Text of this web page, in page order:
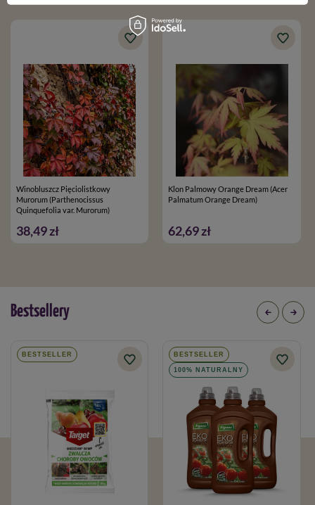
Winobluszcz Pięciolistkowy
Murorum (Parthenocissus
Quinquefolia var. Murorum)
38,49 zł
Klon Palmowy Orange Dream (Acer
Palmatum Orange Dream)
62,69 zł
Bestsellery
BESTSELLER BESTSELLER
100% NATURALNY